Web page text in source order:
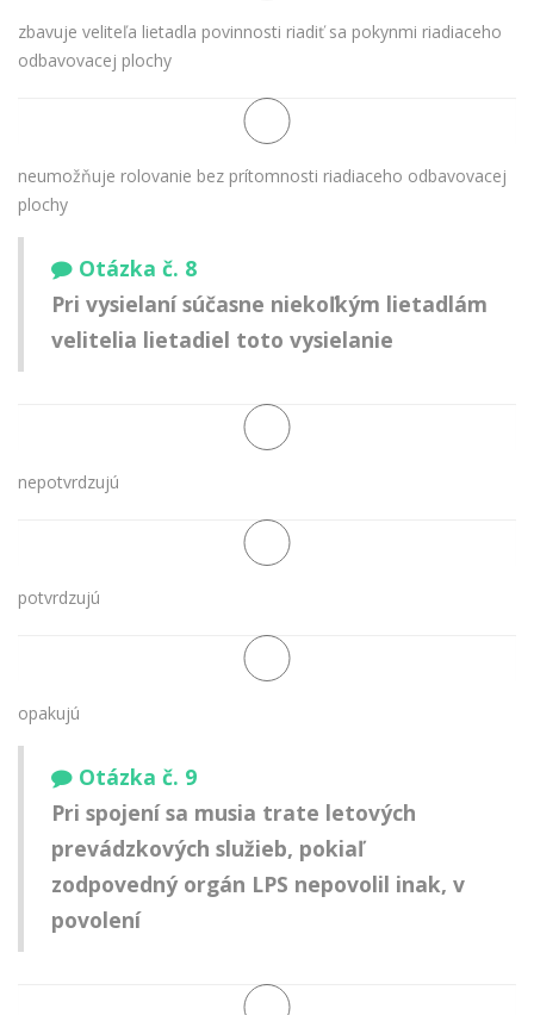
zbavuje veliteľa lietadla povinnosti riadiť sa pokynmi riadiaceho
odbavovacej plochy
neumožňuje rolovanie bez prítomnosti riadiaceho odbavovacej
plochy
Otázka č. 8
Pri vysielaní súčasne niekoľkým lietadlám
velitelia lietadiel toto vysielanie
nepotvrdzujú
potvrdzujú
opakujú
Otázka č. 9
Pri spojení sa musia trate letových
prevádzkových služieb, pokiaľ
zodpovedný orgán LPS nepovolil inak, v
povolení